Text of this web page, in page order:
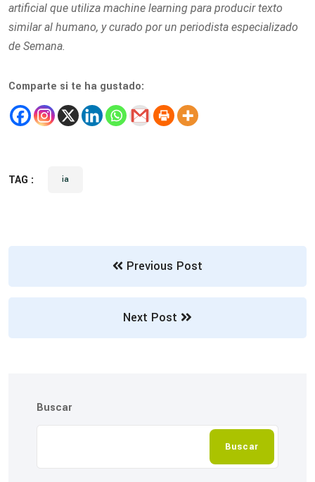
artificial que utiliza machine learning para producir texto
similar al humano, y curado por un periodista especializado
de Semana.
Comparte si te ha gustado:
TAG : ia
Previous Post
Next Post
Buscar
Buscar